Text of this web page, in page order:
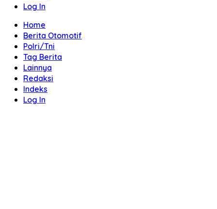
Log In
Home
Berita Otomotif
Polri/Tni
Tag Berita
Lainnya
Redaksi
Indeks
Log In